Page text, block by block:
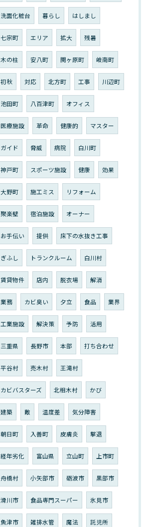
洗面化粧台 暮らし はしまし
七宗町 エリア 拡大 残暑
木の柱 安八町 関ヶ原町 岐南町
初秋 対応 北方町 工事 川辺町
池田町 八百津町 オフィス
医療施設 革命 健康的 マスター
ガイド 脅威 病院 白川町
神戸町 スポーツ施設 健康 効果
大野町 施工ミス リフォーム
聚楽壁 宿泊施設 オーナー
お手伝い 提供 床下の水抜き工事
ぎふし トランクルーム 白川村
賃貸物件 店内 脱衣場 解消
業務 カビ臭い 夕立 食品 業界
工業施設 解決策 予防 活用
三重県 長野市 本部 打ち合わせ
平谷村 売木村 王滝村
カビバスターズ 北相木村 かび
建築 敵 温度差 気分障害
朝日町 入善町 皮膚炎 撃退
経年劣化 富山県 立山町 上市町
舟橋村 小矢部市 砺波市 黒部市
滑川市 食品専門スーパー 氷見市
魚津市 雑排水管 魔法 託児所